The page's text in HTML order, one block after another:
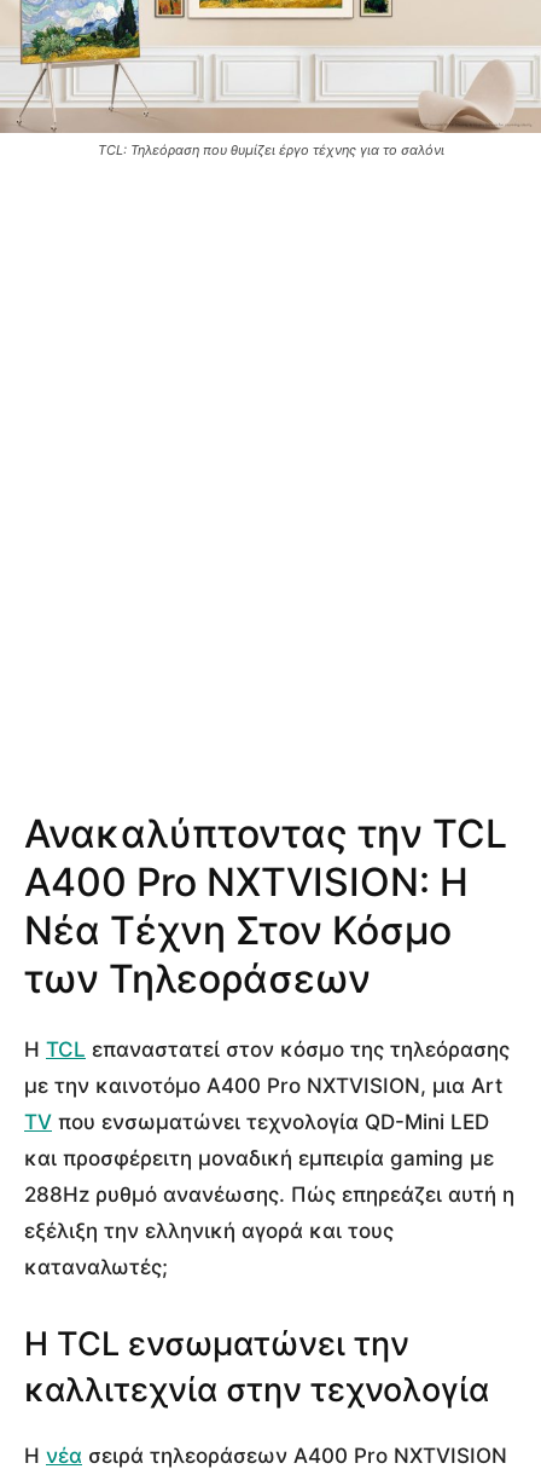
TCL: Τηλεόραση που θυμίζει έργο τέχνης για το σαλόνι
Ανακαλύπτοντας την TCL
A400 Pro NXTVISION: Η
Νέα Τέχνη Στον Κόσμο
των Τηλεοράσεων
Η TCL επαναστατεί στον κόσμο της τηλεόρασης
με την καινοτόμο A400 Pro NXTVISION, μια Art
TV που ενσωματώνει τεχνολογία QD-Mini LED
και προσφέρειτη μοναδική εμπειρία gaming με
288Hz ρυθμό ανανέωσης. Πώς επηρεάζει αυτή η
εξέλιξη την ελληνική αγορά και τους
καταναλωτές;
Η TCL ενσωματώνει την
καλλιτεχνία στην τεχνολογία
Η νέα σειρά τηλεοράσεων A400 Pro NXTVISION